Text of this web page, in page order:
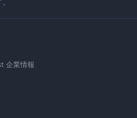
企業情報